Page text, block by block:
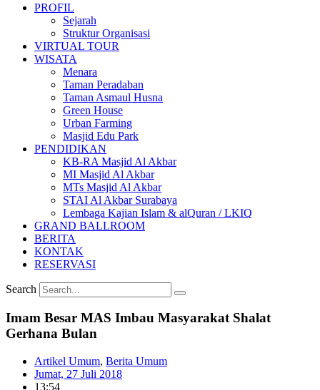
PROFIL
Sejarah
Struktur Organisasi
VIRTUAL TOUR
WISATA
Menara
Taman Peradaban
Taman Asmaul Husna
Green House
Urban Farming
Masjid Edu Park
PENDIDIKAN
KB-RA Masjid Al Akbar
MI Masjid Al Akbar
MTs Masjid Al Akbar
STAI Al Akbar Surabaya
Lembaga Kajian Islam & alQuran / LKIQ
GRAND BALLROOM
BERITA
KONTAK
RESERVASI
Search
Imam Besar MAS Imbau Masyarakat Shalat
Gerhana Bulan
Artikel Umum, Berita Umum
Jumat, 27 Juli 2018
13:54